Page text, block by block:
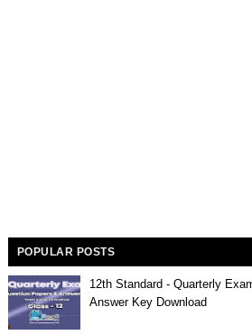
POPULAR POSTS
12th Standard - Quarterly
Answer Key Download